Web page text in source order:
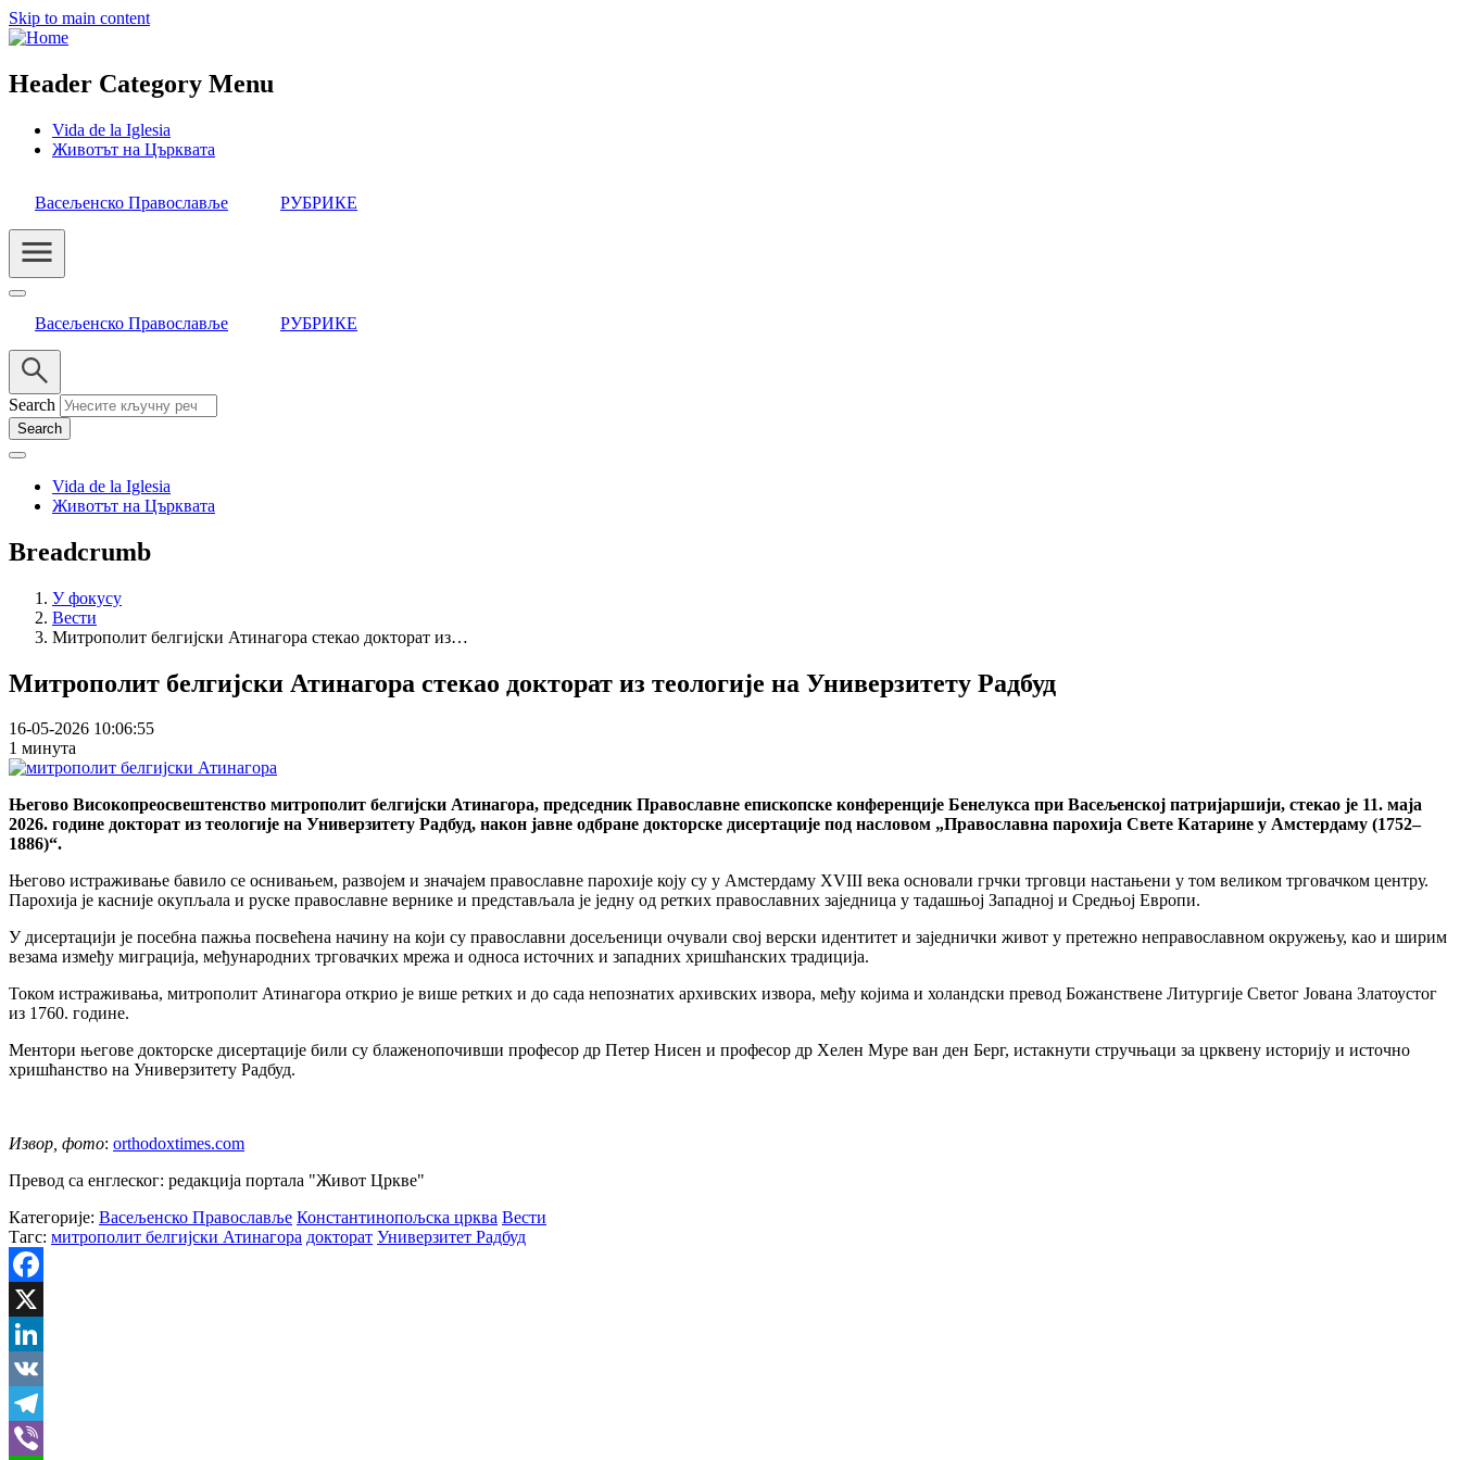
Skip to main content
Header Category Menu
Vida de la Iglesia
Животът на Църквата
Васељенско Православље РУБРИКЕ
Васељенско Православље РУБРИКЕ
Search
Vida de la Iglesia
Животът на Църквата
Breadcrumb
У фокусу
Вести
Митрополит белгијски Атинагора стекао докторат из…
Митрополит белгијски Атинагора стекао докторат из теологије на Универзитету Радбуд
16-05-2026 10:06:55
1 минута
Његово Високопреосвештенство митрополит белгијски Атинагора, председник Православне епископске конференције Бенелукса при Васељенској патријаршији, стекао је 11. маја
2026. године докторат из теологије на Универзитету Радбуд, након јавне одбране докторске дисертације под насловом „Православна парохија Свете Катарине у Амстердаму (1752–
1886)“.
Његово истраживање бавило се оснивањем, развојем и значајем православне парохије коју су у Амстердаму XVIII века основали грчки трговци настањени у том великом трговачком центру.
Парохија је касније окупљала и руске православне вернике и представљала је једну од ретких православних заједница у тадашњој Западној и Средњој Европи.
У дисертацији је посебна пажња посвећена начину на који су православни досељеници очували свој верски идентитет и заједнички живот у претежно неправославном окружењу, као и ширим
везама између миграција, међународних трговачких мрежа и односа источних и западних хришћанских традиција.
Током истраживања, митрополит Атинагора открио је више ретких и до сада непознатих архивских извора, међу којима и холандски превод Божанствене Литургије Светог Јована Златоустог
из 1760. године.
Ментори његове докторске дисертације били су блаженопочивши професор др Петер Нисен и професор др Хелен Муре ван ден Берг, истакнути стручњаци за црквену историју и источно
хришћанство на Универзитету Радбуд.
Извор, фото: orthodoxtimes.com
Превод са енглеског: редакција портала "Живот Цркве"
Категорије: Васељенско Православље Константинопољска црква Вести
Тагс: митрополит белгијски Атинагора докторат Универзитет Радбуд
Facebook
X
LinkedIn
VK
Telegram